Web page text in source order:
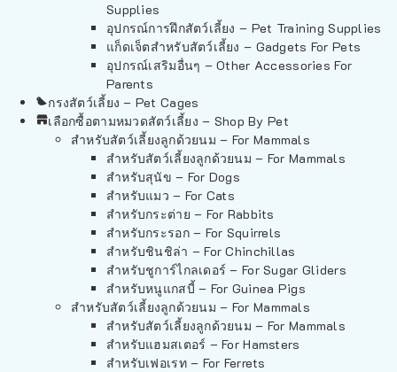
Supplies
อุปกรณ์การฝึกสัตว์เลี้ยง – Pet Training Supplies
แก็ดเจ็ตสำหรับสัตว์เลี้ยง – Gadgets For Pets
อุปกรณ์เสริมอื่นๆ – Other Accessories For
Parents
กรงสัตว์เลี้ยง – Pet Cages
เลือกซื้อตามหมวดสัตว์เลี้ยง – Shop By Pet
สำหรับสัตว์เลี้ยงลูกด้วยนม – For Mammals
สำหรับสัตว์เลี้ยงลูกด้วยนม – For Mammals
สำหรับสุนัข – For Dogs
สำหรับแมว – For Cats
สำหรับกระต่าย – For Rabbits
สำหรับกระรอก – For Squirrels
สำหรับชินชิล่า – For Chinchillas
สำหรับชูการ์ไกลเดอร์ – For Sugar Gliders
สำหรับหนูแกสบี้ – For Guinea Pigs
สำหรับสัตว์เลี้ยงลูกด้วยนม – For Mammals
สำหรับสัตว์เลี้ยงลูกด้วยนม – For Mammals
สำหรับแฮมสเตอร์ – For Hamsters
สำหรับเฟอเรท – For Ferrets